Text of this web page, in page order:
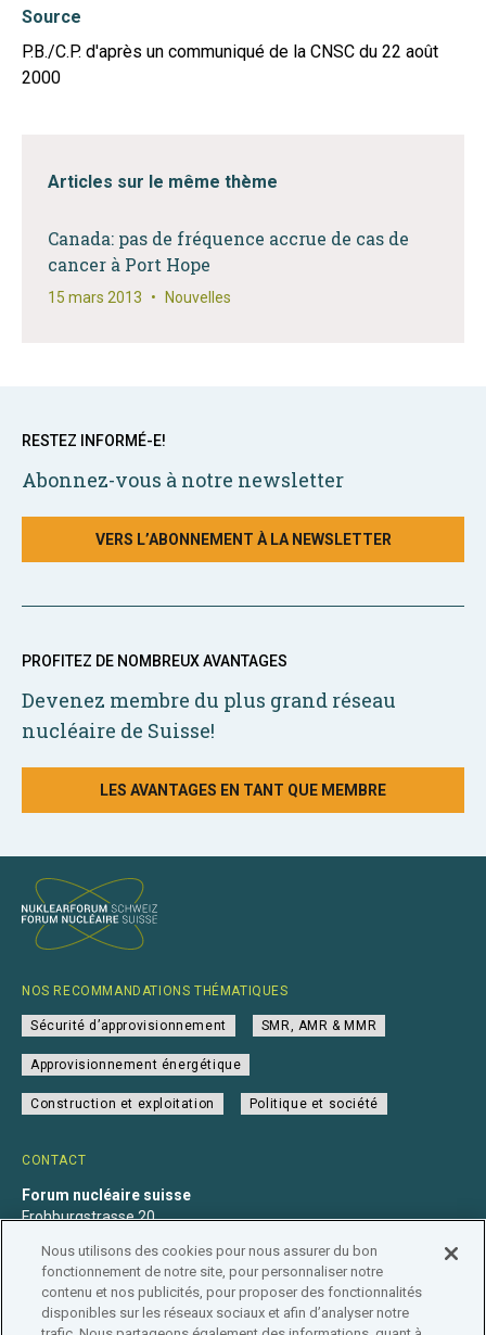
Source
P.B./C.P. d'après un communiqué de la CNSC du 22 août
2000
Articles sur le même thème
Canada: pas de fréquence accrue de cas de
cancer à Port Hope
15 mars 2013 • Nouvelles
RESTEZ INFORMÉ-E!
Abonnez-vous à notre newsletter
VERS L’ABONNEMENT À LA NEWSLETTER
PROFITEZ DE NOMBREUX AVANTAGES
Devenez membre du plus grand réseau
nucléaire de Suisse!
LES AVANTAGES EN TANT QUE MEMBRE
CONTACT
Forum nucléaire suisse
Frohburgstrasse 20
+41 31 560 36 50
info@nuklearforum.ch
NOS RECOMMANDATIONS THÉMATIQUES
Sécurité d’approvisionnement SMR, AMR & MMR
Approvisionnement énergétique
Construction et exploitation Politique et société
Nous utilisons des cookies pour nous assurer du bon
fonctionnement de notre site, pour personnaliser notre
contenu et nos publicités, pour proposer des fonctionnalités
disponibles sur les réseaux sociaux et afin d’analyser notre